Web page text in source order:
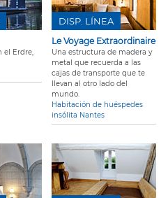
el Erdre,
Le Voyage Extraordinaire
Una estructura de madera y
metal que recuerda a las
cajas de transporte que te
llevan al otro lado del
mundo.
Habitación de huéspedes
insólita Nantes
DISP. LÍNEA